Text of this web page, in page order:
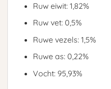
Ruw eiwit: 1,82%
Ruw vet: 0,5%
Ruwe vezels: 1,5%
Ruwe as: 0,22%
Vocht: 95,93%